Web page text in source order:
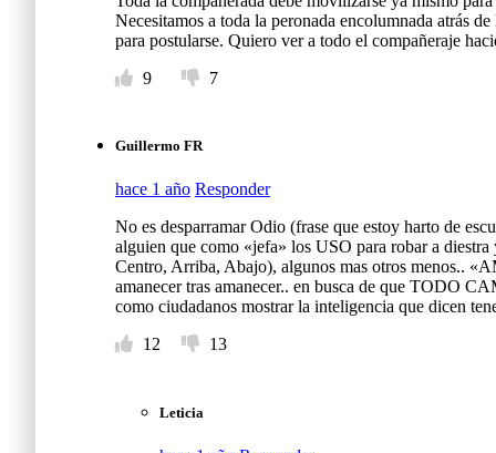
Necesitamos a toda la peronada encolumnada atrás
para postularse. Quiero ver a todo el compañeraje
9
7
Guillermo FR
hace 1 año Responder
No es desparramar Odio (frase que estoy harto de
alguien que como «jefa» los USO para robar a
Centro, Arriba, Abajo), algunos mas otros menos..
amanecer tras amanecer.. en busca de que TODO
como ciudadanos mostrar la inteligencia que dicen
12
13
Leticia